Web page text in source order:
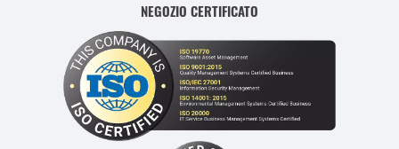
NEGOZIO CERTIFICATO